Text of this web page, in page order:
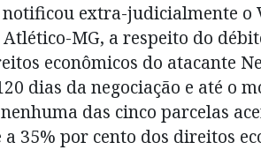
extra-judicialmente o
Atlético-MG, a respeito do
econômicos do atacante
dias da negociação e até o
das cinco parcelas
35% por cento dos direitos